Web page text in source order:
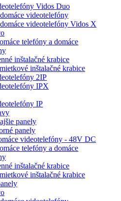
Vidos Duo
videotelefóny
videotelefóny Vidos X
telefóny a domáce
inštalačné krabice
inštalačné krabice
2IP
IPX
IP
panely
panely
videotelefóny - 48V DC
telefóny a domáce
inštalačné krabice
inštalačné krabice